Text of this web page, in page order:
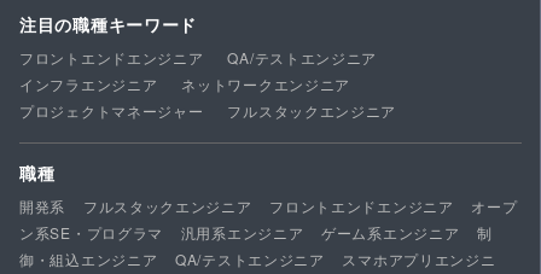
注目の職種キーワード
フロントエンドエンジニア
QA/テストエンジニア
インフラエンジニア
ネットワークエンジニア
プロジェクトマネージャー
フルスタックエンジニア
職種
開発系 フルスタックエンジニア フロントエンドエンジニア
オープ
ン系SE・プログラマ
汎用系エンジニア ゲーム系エンジニア
制
御・組込エンジニア
QA/テストエンジニア
スマホアプリエンジニ